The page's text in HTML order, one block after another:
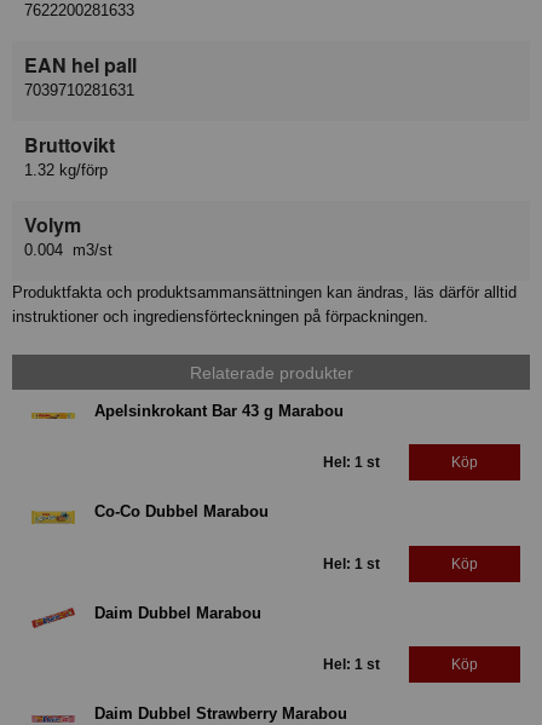
7622200281633
EAN hel pall
7039710281631
Bruttovikt
1.32 kg/förp
Volym
0.004 m3/st
Produktfakta och produktsammansättningen kan ändras, läs därför alltid
instruktioner och ingrediensförteckningen på förpackningen.
Relaterade produkter
Apelsinkrokant Bar 43 g Marabou
Hel: 1 st Köp
Co-Co Dubbel Marabou
Hel: 1 st Köp
Daim Dubbel Marabou
Hel: 1 st Köp
Daim Dubbel Strawberry Marabou